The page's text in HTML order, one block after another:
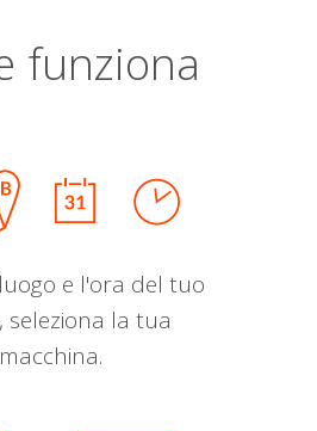
funziona
e l'ora del tuo
seleziona la tua
macchina.